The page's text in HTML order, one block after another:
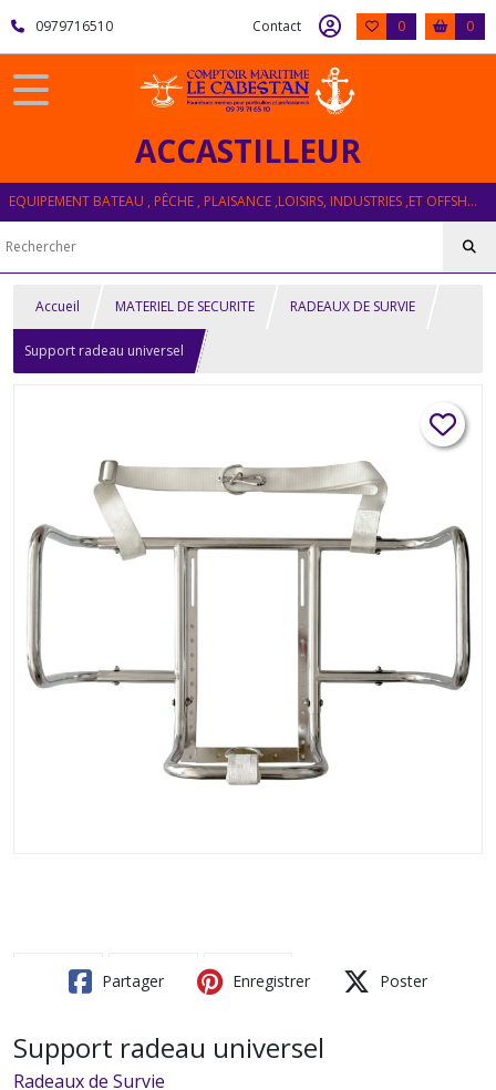
0979716510 Contact 0 0
ACCASTILLEUR
EQUIPEMENT BATEAU , PÊCHE , PLAISANCE ,LOISIRS, INDUSTRIES ,ET OFFSHORE
Accueil MATERIEL DE SECURITE RADEAUX DE SURVIE
Support radeau universel
Partager Enregistrer Poster
Support radeau universel
Radeaux de Survie